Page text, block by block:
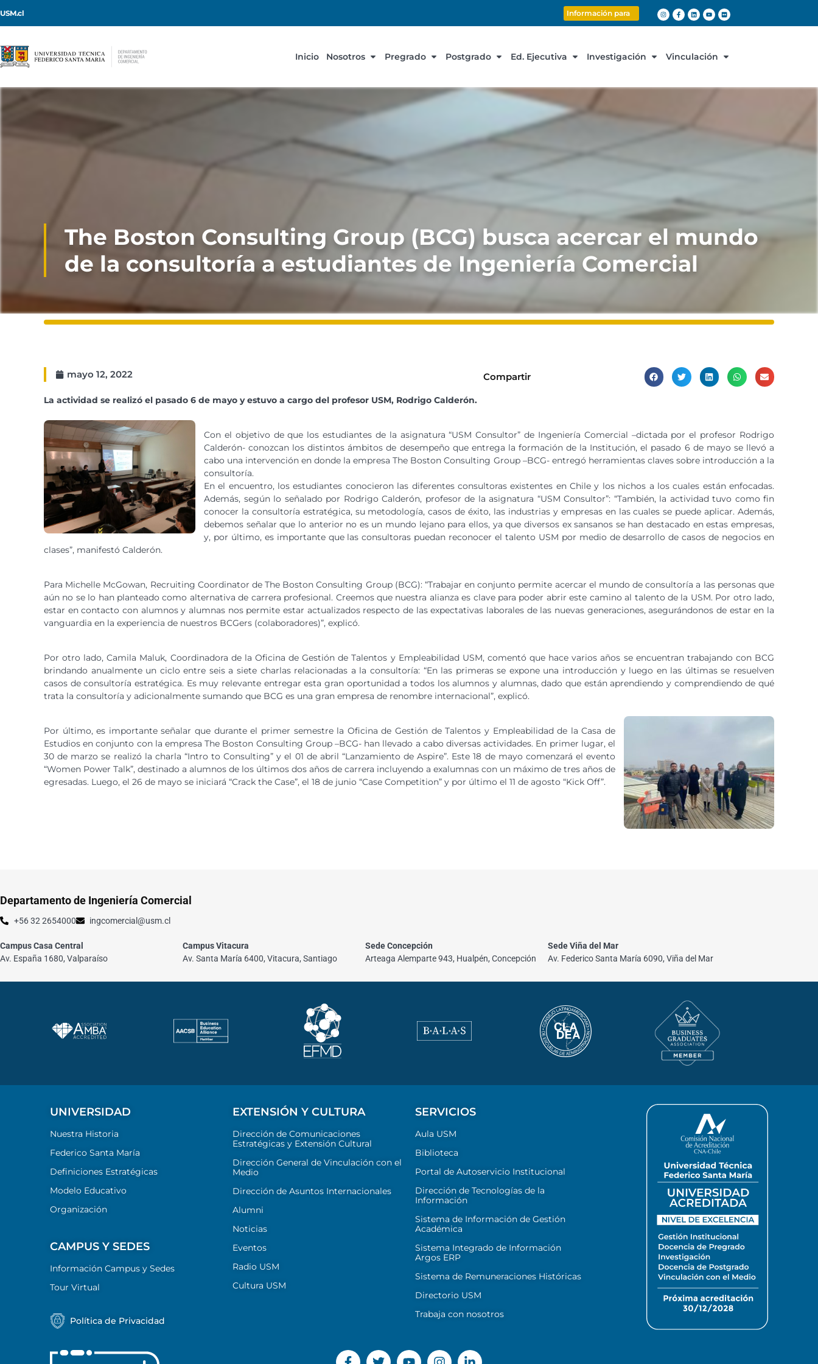
USM.cl Información para
Inicio Nosotros Pregrado Postgrado Ed. Ejecutiva Investigación Vinculación
The Boston Consulting Group (BCG) busca acercar el mundo
de la consultoría a estudiantes de Ingeniería Comercial
mayo 12, 2022 Compartir
La actividad se realizó el pasado 6 de mayo y estuvo a cargo del profesor USM, Rodrigo Calderón.
Con el objetivo de que los estudiantes de la asignatura “USM Consultor” de Ingeniería Comercial –dictada por el profesor Rodrigo
Calderón- conozcan los distintos ámbitos de desempeño que entrega la formación de la Institución, el pasado 6 de mayo se llevó a
cabo una intervención en donde la empresa The Boston Consulting Group –BCG- entregó herramientas claves sobre introducción a la
consultoría.
En el encuentro, los estudiantes conocieron las diferentes consultoras existentes en Chile y los nichos a los cuales están enfocadas.
Además, según lo señalado por Rodrigo Calderón, profesor de la asignatura “USM Consultor”: “También, la actividad tuvo como fin
conocer la consultoría estratégica, su metodología, casos de éxito, las industrias y empresas en las cuales se puede aplicar. Además,
debemos señalar que lo anterior no es un mundo lejano para ellos, ya que diversos ex sansanos se han destacado en estas empresas,
y, por último, es importante que las consultoras puedan reconocer el talento USM por medio de desarrollo de casos de negocios en
clases”, manifestó Calderón.
Para Michelle McGowan, Recruiting Coordinator de The Boston Consulting Group (BCG): “Trabajar en conjunto permite acercar el mundo de consultoría a las personas que
aún no se lo han planteado como alternativa de carrera profesional. Creemos que nuestra alianza es clave para poder abrir este camino al talento de la USM. Por otro lado,
estar en contacto con alumnos y alumnas nos permite estar actualizados respecto de las expectativas laborales de las nuevas generaciones, asegurándonos de estar en la
vanguardia en la experiencia de nuestros BCGers (colaboradores)”, explicó.
Por otro lado, Camila Maluk, Coordinadora de la Oficina de Gestión de Talentos y Empleabilidad USM, comentó que hace varios años se encuentran trabajando con BCG
brindando anualmente un ciclo entre seis a siete charlas relacionadas a la consultoría: “En las primeras se expone una introducción y luego en las últimas se resuelven
casos de consultoría estratégica. Es muy relevante entregar esta gran oportunidad a todos los alumnos y alumnas, dado que están aprendiendo y comprendiendo de qué
trata la consultoría y adicionalmente sumando que BCG es una gran empresa de renombre internacional”, explicó.
Por último, es importante señalar que durante el primer semestre la Oficina de Gestión de Talentos y Empleabilidad de la Casa de
Estudios en conjunto con la empresa The Boston Consulting Group –BCG- han llevado a cabo diversas actividades. En primer lugar, el
30 de marzo se realizó la charla “Intro to Consulting” y el 01 de abril “Lanzamiento de Aspire”. Este 18 de mayo comenzará el evento
“Women Power Talk”, destinado a alumnos de los últimos dos años de carrera incluyendo a exalumnas con un máximo de tres años de
egresadas. Luego, el 26 de mayo se iniciará “Crack the Case”, el 18 de junio “Case Competition” y por último el 11 de agosto “Kick Off”.
Departamento de Ingeniería Comercial
+56 32 2654000 ingcomercial@usm.cl
Campus Casa Central
Av. España 1680, Valparaíso
Campus Vitacura
Av. Santa María 6400, Vitacura, Santiago
Sede Concepción
Arteaga Alemparte 943, Hualpén, Concepción
Sede Viña del Mar
Av. Federico Santa María 6090, Viña del Mar
UNIVERSIDAD
Nuestra Historia
Federico Santa María
Definiciones Estratégicas
Modelo Educativo
Organización
CAMPUS Y SEDES
Información Campus y Sedes
Tour Virtual
Política de Privacidad
EXTENSIÓN Y CULTURA
Dirección de Comunicaciones
Estratégicas y Extensión Cultural
Dirección General de Vinculación con el
Medio
Dirección de Asuntos Internacionales
Alumni
Noticias
Eventos
Radio USM
Cultura USM
SERVICIOS
Aula USM
Biblioteca
Portal de Autoservicio Institucional
Dirección de Tecnologías de la
Información
Sistema de Información de Gestión
Académica
Sistema Integrado de Información
Argos ERP
Sistema de Remuneraciones Históricas
Directorio USM
Trabaja con nosotros